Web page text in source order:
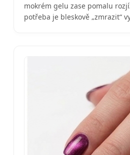
mokrém gelu zase pomalu
potřeba je bleskově „zmrazit“